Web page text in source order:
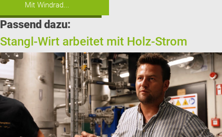
Mit Windrad...
Passend dazu:
Stangl-Wirt arbeitet mit Holz-Strom